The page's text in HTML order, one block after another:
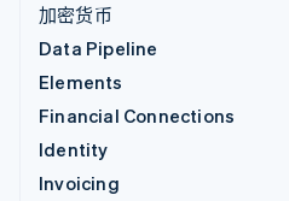
加密货币
Data Pipeline
Elements
Financial Connections
Identity
Invoicing